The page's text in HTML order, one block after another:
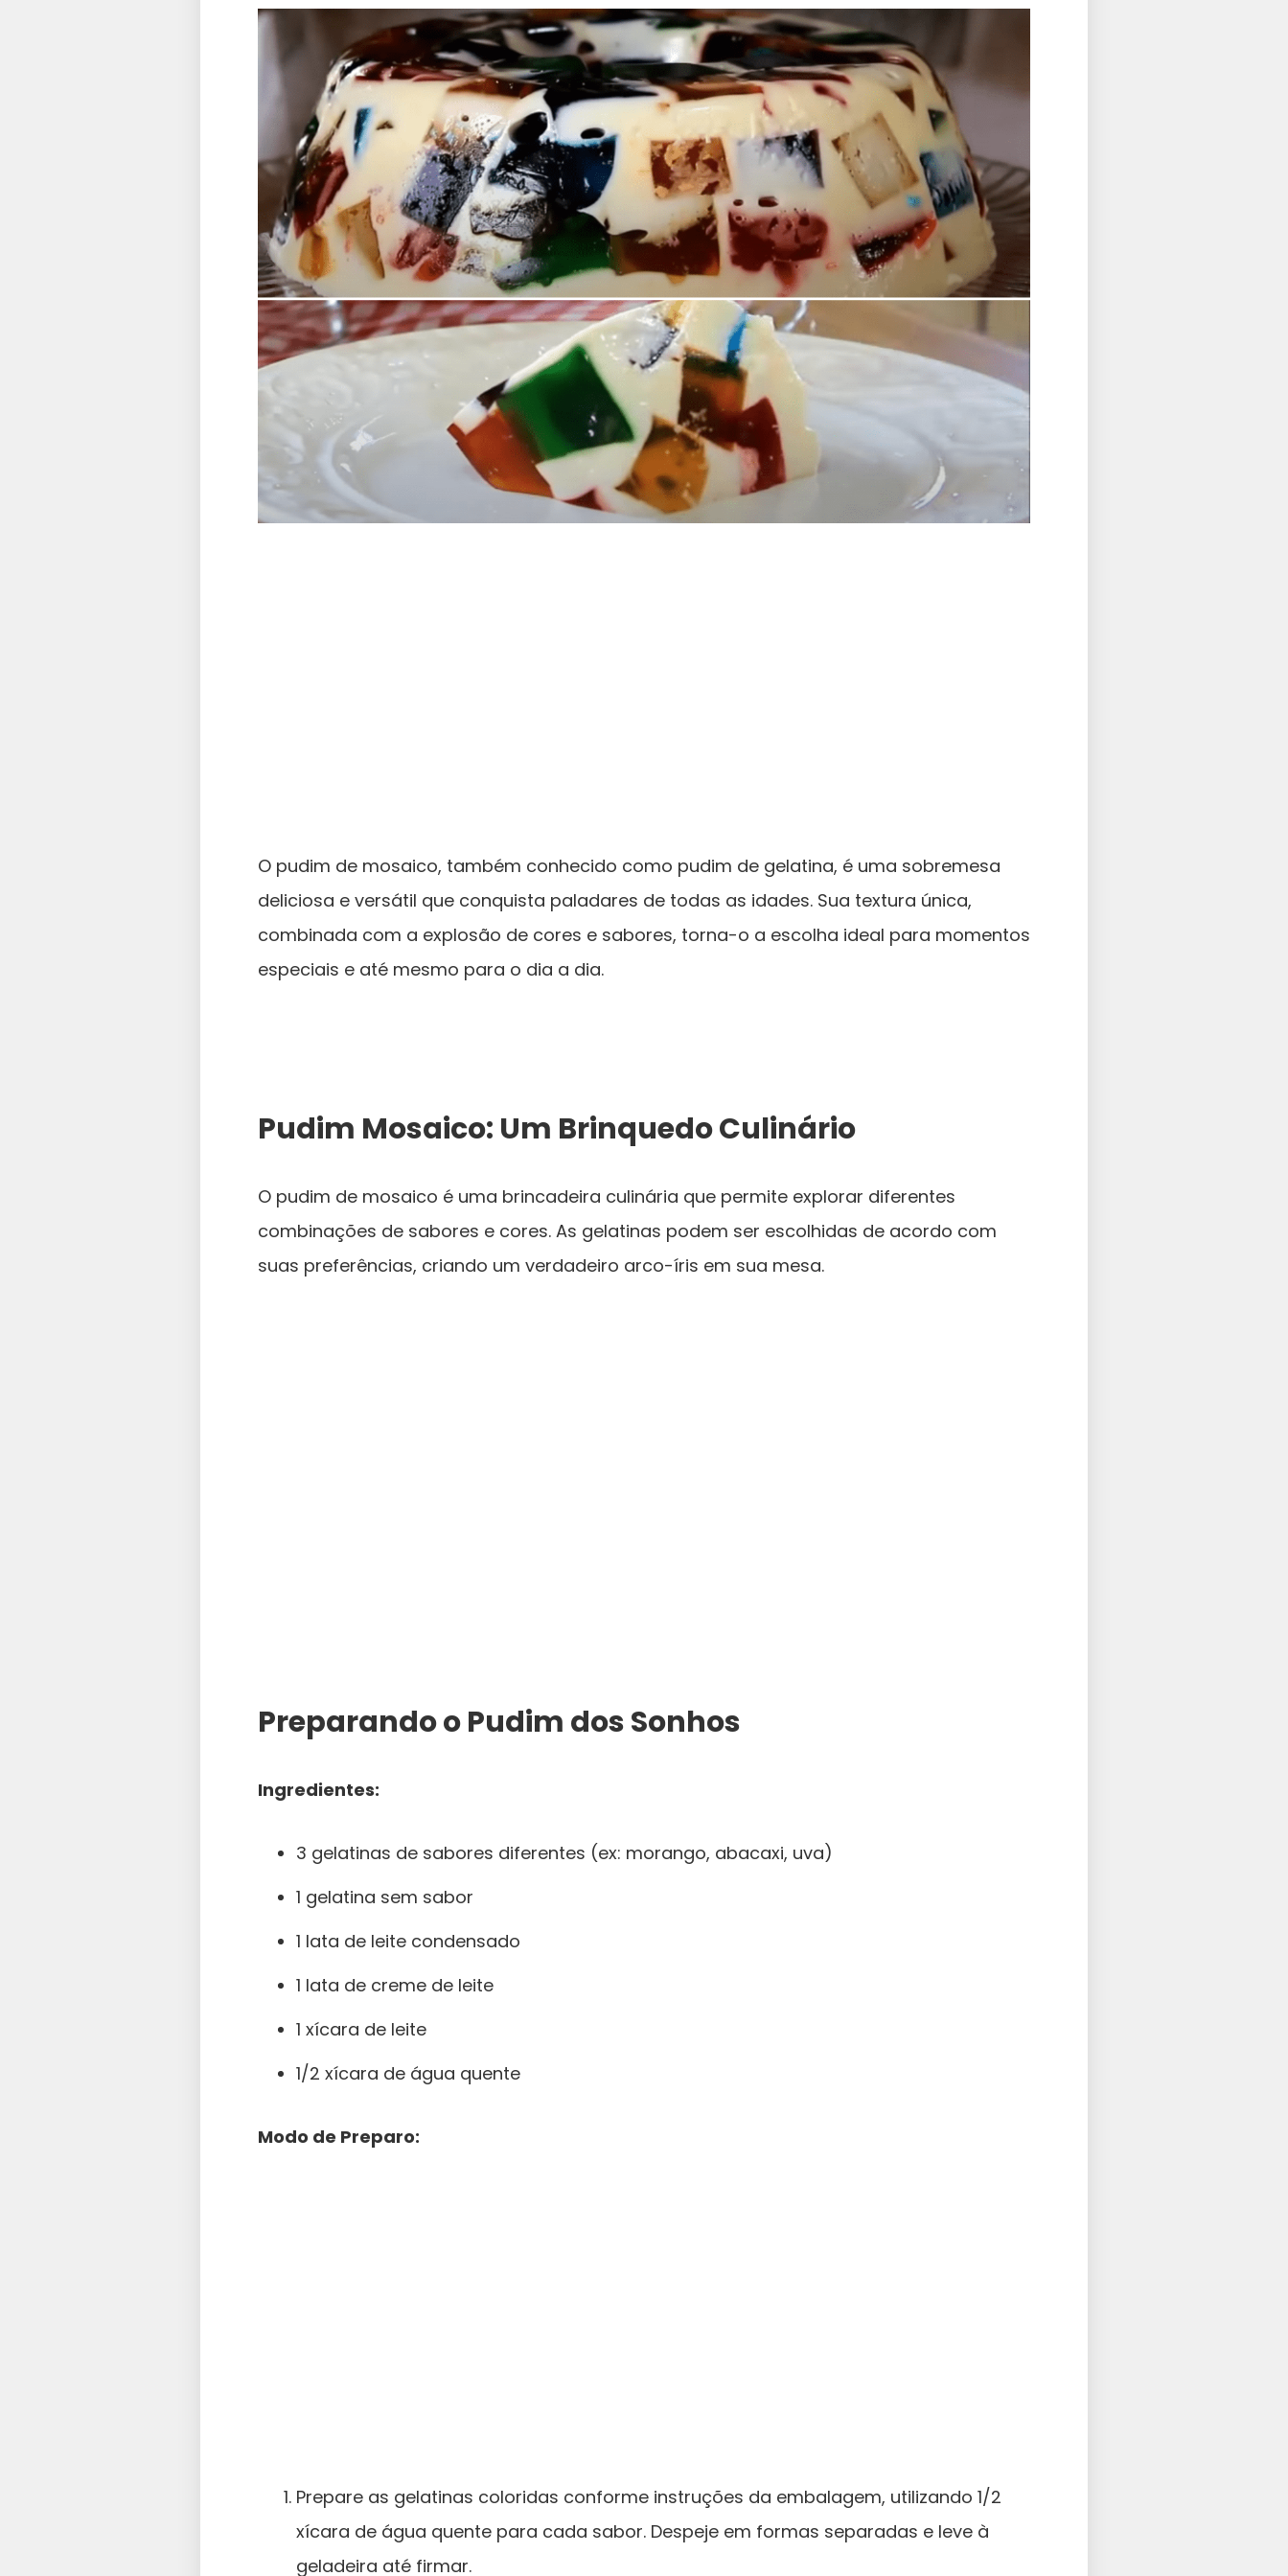
O pudim de mosaico, também conhecido como pudim de gelatina, é uma sobremesa
deliciosa e versátil que conquista paladares de todas as idades. Sua textura única,
combinada com a explosão de cores e sabores, torna-o a escolha ideal para momentos
especiais e até mesmo para o dia a dia.
Pudim Mosaico: Um Brinquedo Culinário
O pudim de mosaico é uma brincadeira culinária que permite explorar diferentes
combinações de sabores e cores. As gelatinas podem ser escolhidas de acordo com
suas preferências, criando um verdadeiro arco-íris em sua mesa.
Preparando o Pudim dos Sonhos
Ingredientes:
3 gelatinas de sabores diferentes (ex: morango, abacaxi, uva)
1 gelatina sem sabor
1 lata de leite condensado
1 lata de creme de leite
1 xícara de leite
1/2 xícara de água quente
Modo de Preparo:
Prepare as gelatinas coloridas conforme instruções da embalagem, utilizando 1/2
xícara de água quente para cada sabor. Despeje em formas separadas e leve à
geladeira até firmar.